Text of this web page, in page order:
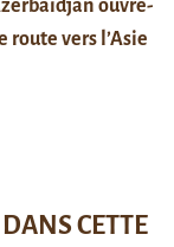
ouvre-
vers l’Asie
CETTE